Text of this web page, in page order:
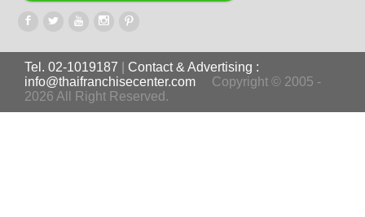
Tel. 02-1019187
Contact & Advertising :
info@thaifranchisecenter.com
Copyright © 2005 -
2026 All Right Reserved.